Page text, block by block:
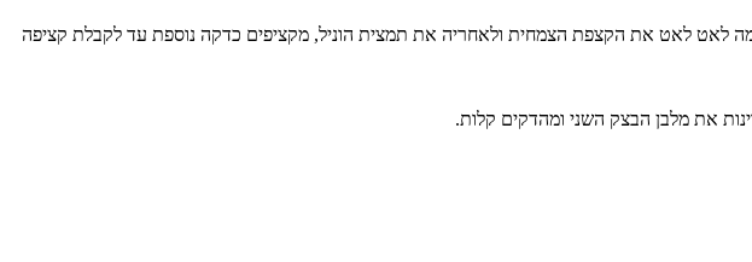
לאט לאט את הקצפת הצמחית ולאחריה את תמצית הוניל, מקציפים כדקה נוספת עד לקבלת קציפה
את מלבן הבצק השני ומהדקים קלות.